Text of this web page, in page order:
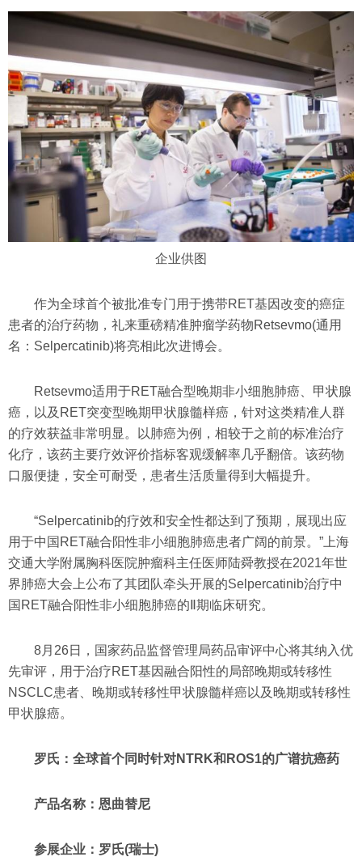
企业供图
作为全球首个被批准专门用于携带RET基因改变的癌症
患者的治疗药物，礼来重磅精准肿瘤学药物Retsevmo(通用
名：Selpercatinib)将亮相此次进博会。
Retsevmo适用于RET融合型晚期非小细胞肺癌、甲状腺
癌，以及RET突变型晚期甲状腺髓样癌，针对这类精准人群
的疗效获益非常明显。以肺癌为例，相较于之前的标准治疗
化疗，该药主要疗效评价指标客观缓解率几乎翻倍。该药物
口服便捷，安全可耐受，患者生活质量得到大幅提升。
“Selpercatinib的疗效和安全性都达到了预期，展现出应
用于中国RET融合阳性非小细胞肺癌患者广阔的前景。”上海
交通大学附属胸科医院肿瘤科主任医师陆舜教授在2021年世
界肺癌大会上公布了其团队牵头开展的Selpercatinib治疗中
国RET融合阳性非小细胞肺癌的Ⅱ期临床研究。
8月26日，国家药品监督管理局药品审评中心将其纳入优
先审评，用于治疗RET基因融合阳性的局部晚期或转移性
NSCLC患者、晚期或转移性甲状腺髓样癌以及晚期或转移性
甲状腺癌。
罗氏：全球首个同时针对NTRK和ROS1的广谱抗癌药
产品名称：恩曲替尼
参展企业：罗氏(瑞士)